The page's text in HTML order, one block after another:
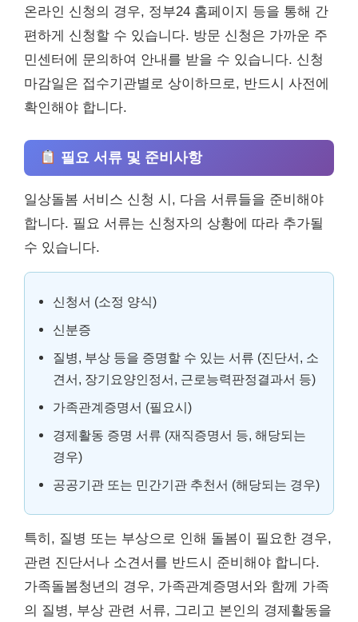
온라인 신청의 경우, 정부24 홈페이지 등을 통해 간
편하게 신청할 수 있습니다. 방문 신청은 가까운 주
민센터에 문의하여 안내를 받을 수 있습니다. 신청
마감일은 접수기관별로 상이하므로, 반드시 사전에
확인해야 합니다.
필요 서류 및 준비사항
일상돌봄 서비스 신청 시, 다음 서류들을 준비해야
합니다. 필요 서류는 신청자의 상황에 따라 추가될
수 있습니다.
신청서 (소정 양식)
신분증
질병, 부상 등을 증명할 수 있는 서류 (진단서, 소
견서, 장기요양인정서, 근로능력판정결과서 등)
가족관계증명서 (필요시)
경제활동 증명 서류 (재직증명서 등, 해당되는
경우)
공공기관 또는 민간기관 추천서 (해당되는 경우)
특히, 질병 또는 부상으로 인해 돌봄이 필요한 경우,
관련 진단서나 소견서를 반드시 준비해야 합니다.
가족돌봄청년의 경우, 가족관계증명서와 함께 가족
의 질병, 부상 관련 서류, 그리고 본인의 경제활동을